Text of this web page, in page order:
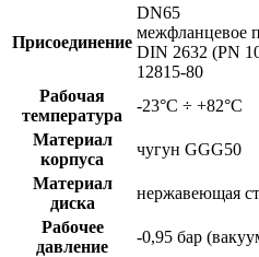
Присоединение
DN65
межфланцевое
DIN 2632 (PN
12815-80
Рабочая
температура
-23°C ÷ +82°C
Материал
корпуса
чугун GGG50
Материал
диска
нержавеющая
Рабочее
давление
-0,95 бар